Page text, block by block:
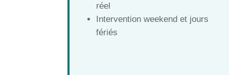
réel
Intervention weekend et jours
fériés